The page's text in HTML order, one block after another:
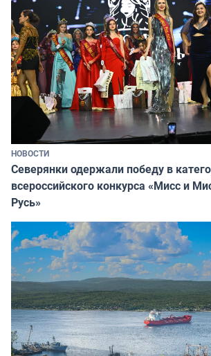
НОВОСТИ
Северянки одержали победу в
всероссийского конкурса «Мисс и
Русь»